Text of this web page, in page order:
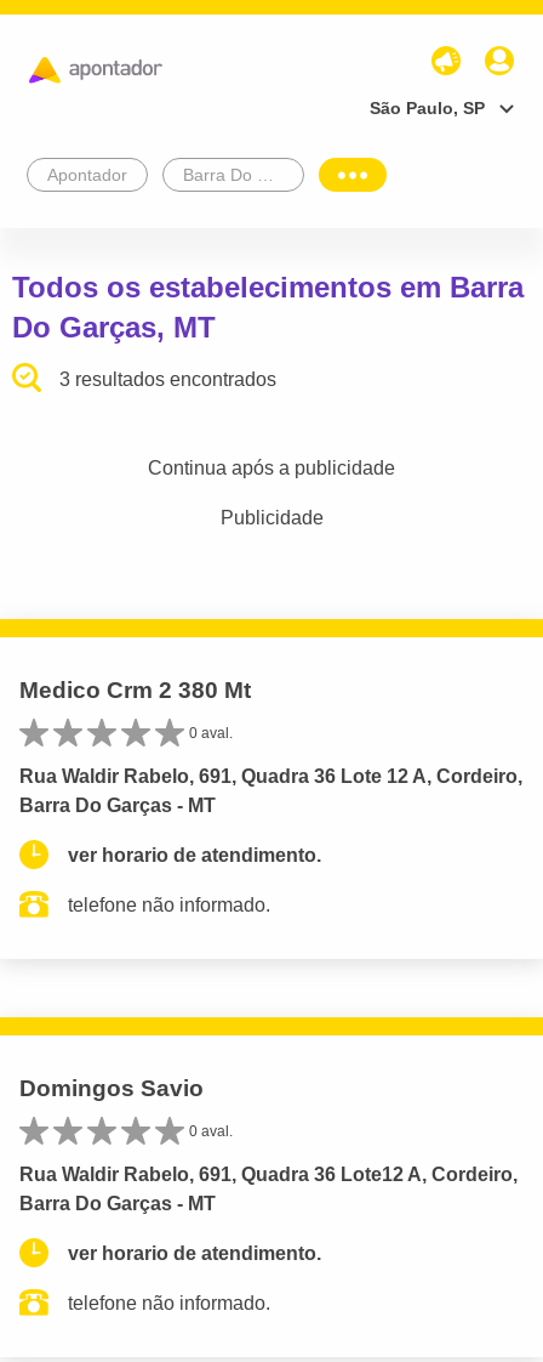
São Paulo, SP
Apontador
Todos os estabelecimentos em Barra
Do Garças, MT
3 resultados encontrados
Continua após a publicidade
Publicidade
Medico Crm 2 380 Mt
0 aval.
Rua Waldir Rabelo, 691, Quadra 36 Lote 12 A, Cordeiro,
Barra Do Garças - MT
ver horario de atendimento.
telefone não informado.
Domingos Savio
0 aval.
Rua Waldir Rabelo, 691, Quadra 36 Lote12 A, Cordeiro,
Barra Do Garças - MT
ver horario de atendimento.
telefone não informado.